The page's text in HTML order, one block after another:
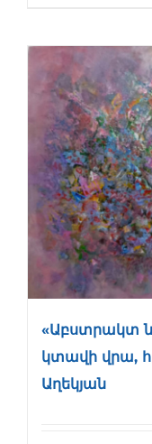
«Աբստրակտ
կտավի վրա,
Աղեկյան